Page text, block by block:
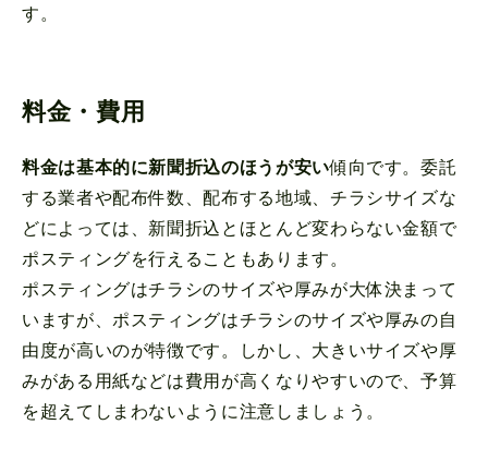
す。
料金・費用
料金は基本的に新聞折込のほうが安い傾向です。委託
する業者や配布件数、配布する地域、チラシサイズな
どによっては、新聞折込とほとんど変わらない金額で
ポスティングを行えることもあります。
ポスティングはチラシのサイズや厚みが大体決まって
いますが、ポスティングはチラシのサイズや厚みの自
由度が高いのが特徴です。しかし、大きいサイズや厚
みがある用紙などは費用が高くなりやすいので、予算
を超えてしまわないように注意しましょう。